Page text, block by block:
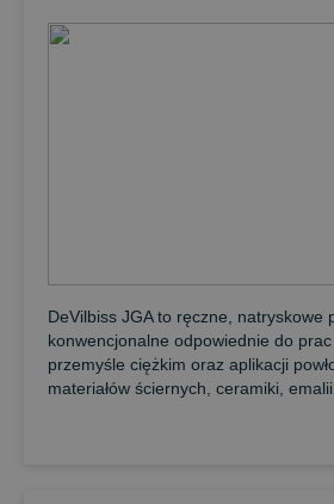
DeVilbiss JGA to ręczne, natryskowe
konwencjonalne odpowiednie do
przemyśle ciężkim oraz aplikacji
materiałów ściernych, ceramiki,